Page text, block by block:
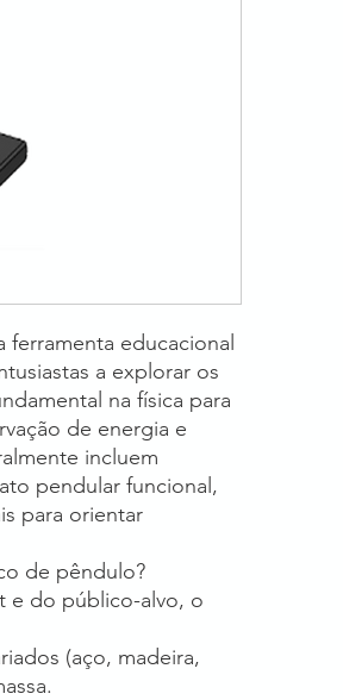
ferramenta educacional
a explorar os
na física para
de energia e
incluem
pendular funcional,
para orientar
de pêndulo?
e do público-alvo, o
(aço, madeira,